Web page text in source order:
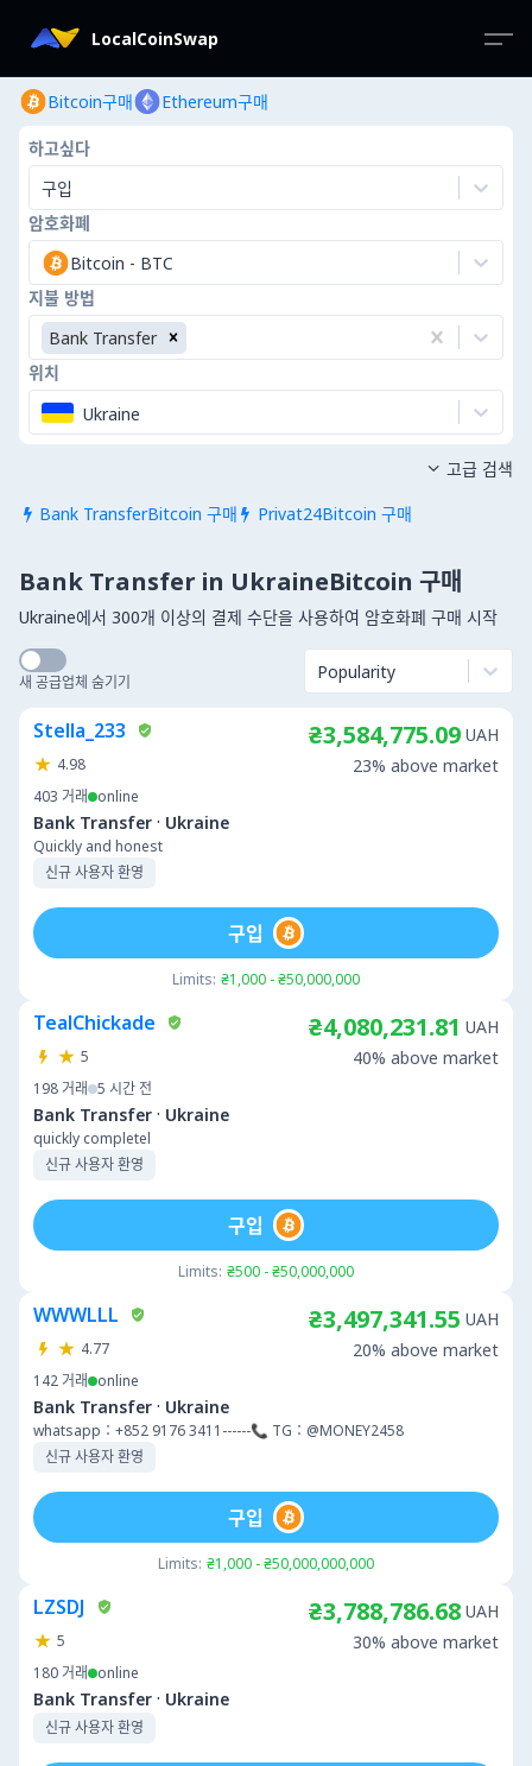
LocalCoinSwap
Bitcoin구매 Ethereum구매
하고싶다
구입
암호화폐
Bitcoin - BTC
지불 방법
Bank Transfer
위치
Ukraine
 Bank TransferBitcoin 구매  Privat24Bitcoin 구매
 고급 검색
Bank Transfer in UkraineBitcoin 구매
Ukraine에서 300개 이상의 결제 수단을 사용하여 암호화폐 구매 시작
새 공급업체 숨기기 Popularity
Stella_233
4.98
403 거래 online
Bank Transfer · Ukraine
Quickly and honest
신규 사용자 환영
₴3,584,775.09 UAH
23% above market
Limits: ₴1,000 - ₴50,000,000
구입
TealChickade
5
198 거래 5 시간 전
Bank Transfer · Ukraine
quickly completel
신규 사용자 환영
₴4,080,231.81 UAH
40% above market
Limits: ₴500 - ₴50,000,000
구입
WWWLLL
4.77
142 거래 online
Bank Transfer · Ukraine
whatsapp：+852 9176 3411------📞 TG：@MONEY2458
신규 사용자 환영
₴3,497,341.55 UAH
20% above market
Limits: ₴1,000 - ₴50,000,000,000
구입
LZSDJ
5
180 거래 online
Bank Transfer · Ukraine
신규 사용자 환영
₴3,788,786.68 UAH
30% above market